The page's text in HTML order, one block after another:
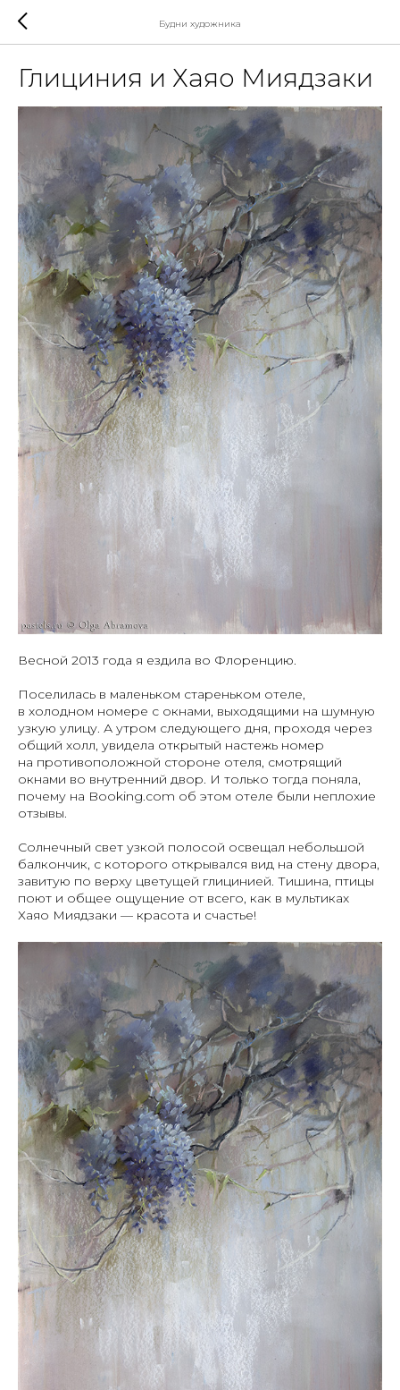
Будни художника
Глициния и Хаяо Миядзаки
Весной 2013 года я ездила во Флоренцию.
Поселилась в маленьком стареньком отеле,
в холодном номере с окнами, выходящими на шумную
узкую улицу. А утром следующего дня, проходя через
общий холл, увидела открытый настежь номер
на противоположной стороне отеля, смотрящий
окнами во внутренний двор. И только тогда поняла,
почему на Booking.com об этом отеле были неплохие
отзывы.
Солнечный свет узкой полосой освещал небольшой
балкончик, с которого открывался вид на стену двора,
завитую по верху цветущей глицинией. Тишина, птицы
поют и общее ощущение от всего, как в мультиках
Хаяо Миядзаки — красота и счастье!